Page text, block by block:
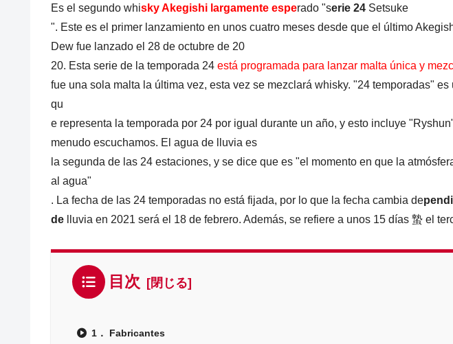
Es el segundo whisky Akegishi largamente esperado "serie 24 Setsuke
". Este es el primer lanzamiento en unos cuatro meses desde que el último
Dew fue lanzado el 28 de octubre de 20
20. Esta serie de la temporada 24 está programada para lanzar malta única y
fue una sola malta la última vez, esta vez se mezclará whisky. "24 temporadas" es
qu
e representa la temporada por 24 por igual durante un año, y esto incluye
menudo escuchamos. El agua de lluvia es
la segunda de las 24 estaciones, y se dice que es "el momento en que la
al agua"
. La fecha de las 24 temporadas no está fijada, por lo que la fecha cambia de
de
lluvia en 2021 será el 18 de febrero. Además, se refiere a unos 15 días 蟄 el
目次
1． Fabricantes